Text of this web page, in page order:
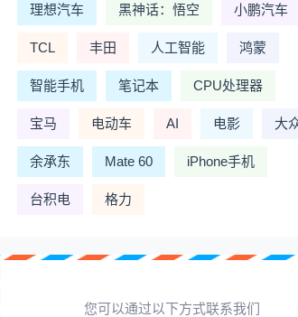
理想汽车 黑神话：悟空 小鹏汽车
TCL 丰田 人工智能 鸿蒙
智能手机 笔记本 CPU处理器
宝马 电动车 AI 电影 大
余承东 Mate 60 iPhone手机
台积电 格力
您可以通过以下方式联系我们